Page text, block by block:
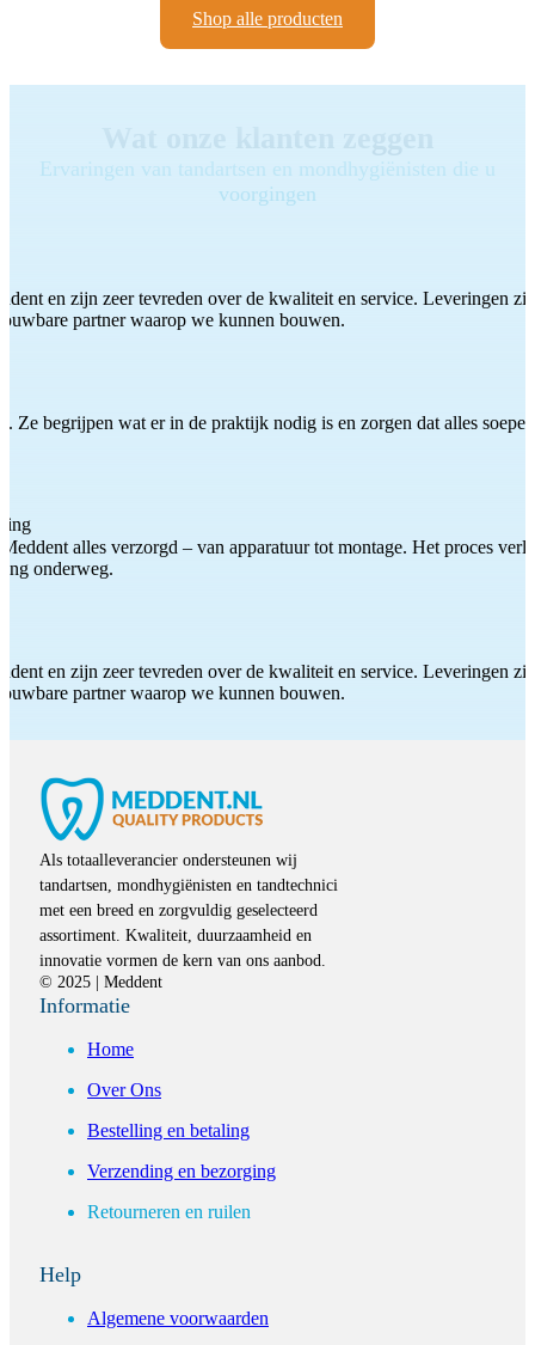
Shop alle producten
Ervaringen van tandartsen en mondhygiënisten die u
voorgingen
en zijn zeer tevreden over de kwaliteit en service. Leveringen
partner waarop we kunnen bouwen.
Ze begrijpen wat er in de praktijk nodig is en zorgen dat alles
alles verzorgd – van apparatuur tot montage. Het proces
onderweg.
en zijn zeer tevreden over de kwaliteit en service. Leveringen
partner waarop we kunnen bouwen.
Als totaalleverancier ondersteunen wij
tandartsen, mondhygiënisten en tandtechnici
met een breed en zorgvuldig geselecteerd
assortiment. Kwaliteit, duurzaamheid en
innovatie vormen de kern van ons aanbod.
© 2025 | Meddent
Informatie
Home
Over Ons
Bestelling en betaling
Verzending en bezorging
Retourneren en ruilen
Help
Algemene voorwaarden